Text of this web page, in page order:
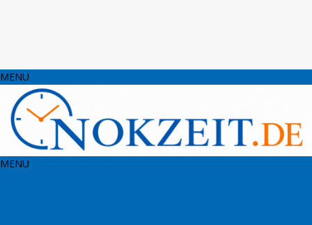
MENU
MENU